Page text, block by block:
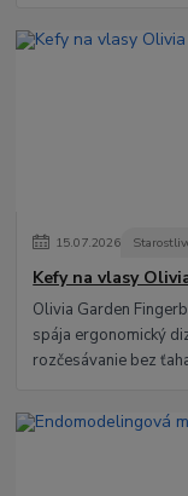
15.07.2026
Kefy na vlasy
Olivia Garden
spája ergonomický
rozčesávanie bez